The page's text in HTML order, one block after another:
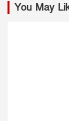
You May